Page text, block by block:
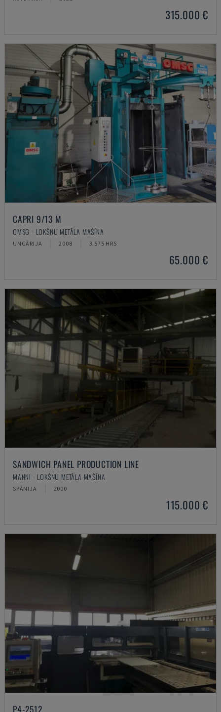
315.000 €
CAPRI 9/13 M
OMSG - LOKŠŅU METĀLA MAŠĪNA
UNGĀRIJA 2008 3.575 HRS
65.000 €
SANDWICH PANEL PRODUCTION LINE
MANNI - LOKŠŅU METĀLA MAŠĪNA
SPĀNIJA 2000
115.000 €
P4-2512